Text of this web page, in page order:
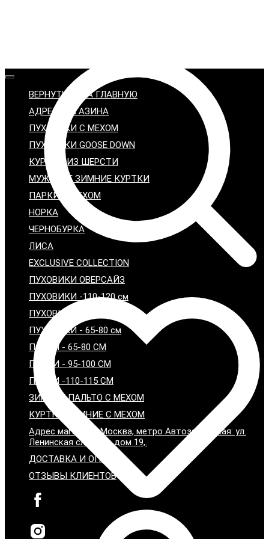
ВЕРНУТЬСЯ НА ГЛАВНУЮ
АДРЕС МАГАЗИНА
ПУХОВИКИ С МЕХОМ
ПУХОВИКИ GOOSE DOWN
КУРТКИ ИЗ ШЕРСТИ
МУЖСКИЕ ЗИМНИЕ КУРТКИ
ПАРКИ С МЕХОМ
НОРКА
ЧЕРНОБУРКА
ЛИСА
EXCLUSIVE COLLECTION
ПУХОВИКИ ОВЕРСАЙЗ
ПУХОВИКИ -110-120 см
ПУХОВИКИ - 95-100 см
ПУХОВИКИ - 65-80 см
ПАРКИ - 65-80 СМ
ПАРКИ - 95-100 СМ
ПАРКИ -110-115 СМ
ЗИМНИЕ ПАЛЬТО С МЕХОМ
КУРТКИ ЗИМНИЕ С МЕХОМ
Адрес магазина: Москва, метро Автозаводская: ул.
Ленинская слобода дом 19,.
ДОСТАВКА И ОПЛАТА
ОТЗЫВЫ КЛИЕНТОВ